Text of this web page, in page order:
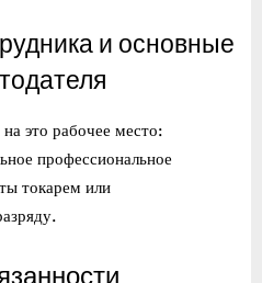
и основные
это рабочее место:
профессиональное
токарем или